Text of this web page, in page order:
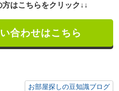
はこちらをクリック↓↓
合わせはこちら
お部屋探しの豆知識ブログ